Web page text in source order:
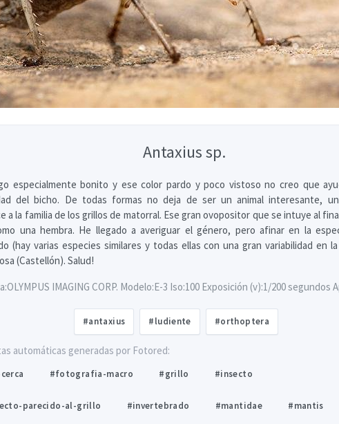
Antaxius sp.
especialmente bonito y ese color pardo y poco vistoso no creo que
del bicho. De todas formas no deja de ser un animal interesante,
a la familia de los grillos de matorral. Ese gran ovopositor que se intuye al
una hembra. He llegado a averiguar el género, pero afinar en la
(hay varias especies similares y todas ellas con una gran variabilidad en
(Castellón). Salud!
IMAGING CORP. Modelo:E-3 Iso:100 Exposición (v):1/200 segundos
#antaxius #ludiente #orthoptera
automáticas generadas por Fotored:
#fotografia-macro #grillo #insecto
parecido-al-grillo #invertebrado #mantidae #mantis